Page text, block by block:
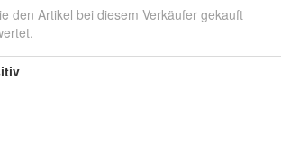
den Artikel bei diesem Verkäufer gekauft